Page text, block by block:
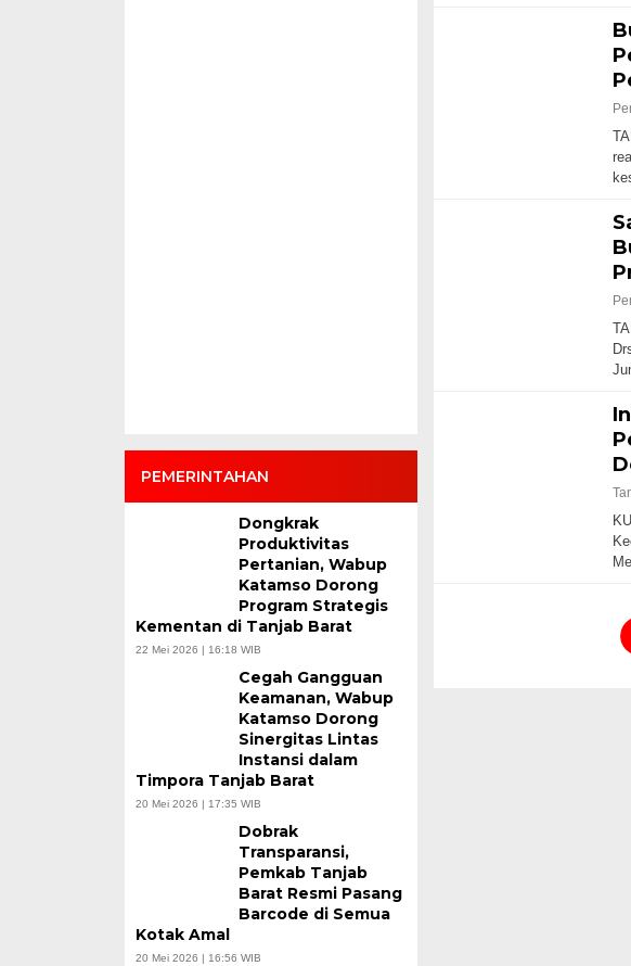
PEMERINTAHAN
Dongkrak
Produktivitas
Pertanian, Wabup
Katamso Dorong
Program Strategis
Kementan di Tanjab Barat
22 Mei 2026 | 16:18 WIB
Cegah Gangguan
Keamanan, Wabup
Katamso Dorong
Sinergitas Lintas
Instansi dalam
Timpora Tanjab Barat
20 Mei 2026 | 17:35 WIB
Dobrak
Transparansi,
Pemkab Tanjab
Barat Resmi Pasang
Barcode di Semua
Kotak Amal
20 Mei 2026 | 16:56 WIB